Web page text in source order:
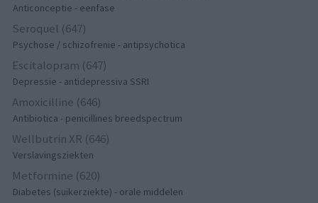
Anticonceptie - eenfase
Seroquel (647)
Psychose / schizofrenie - antipsychotica
Escitalopram (647)
Depressie - antidepressiva SSRI
Amoxicilline (646)
Antibiotica - penicillines breedspectrum
Wellbutrin XR (646)
Verslavingsziekten
Metformine (620)
Diabetes (suikerziekte) - orale middelen